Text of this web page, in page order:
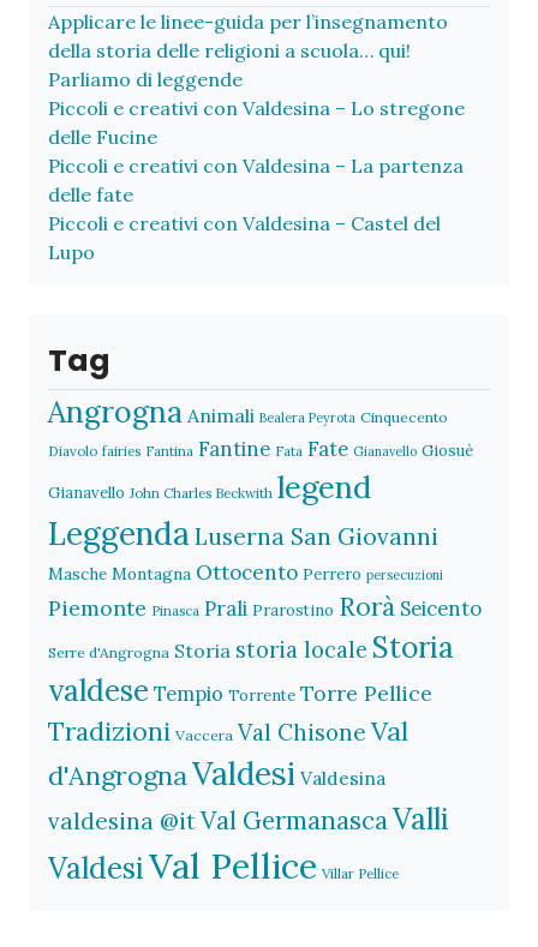
Applicare le linee-guida per l’insegnamento
della storia delle religioni a scuola… qui!
Parliamo di leggende
Piccoli e creativi con Valdesina – Lo stregone
delle Fucine
Piccoli e creativi con Valdesina – La partenza
delle fate
Piccoli e creativi con Valdesina – Castel del
Lupo
Tag
Angrogna Animali Bealera Peyrota Cinquecento
Diavolo fairies Fantina Fantine Fata Fate Gianavello Giosuè
Gianavello John Charles Beckwith legend
Leggenda Luserna San Giovanni
Masche Montagna Ottocento Perrero persecuzioni
Piemonte Pinasca Prali Prarostino Rorà Seicento
Serre d'Angrogna Storia storia locale Storia
valdese Tempio Torrente Torre Pellice
Tradizioni Vaccera Val Chisone Val
d'AngrognaValdesi Valdesina
valdesina @itVal GermanascaValli
ValdesiVal Pellice Villar Pellice